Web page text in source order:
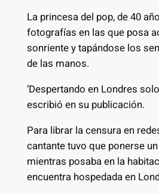
La princesa del pop, de 40
fotografías en las que posa
sonriente y tapándose los
de las manos.
‘Despertando en Londres
escribió en su publicación.
Para librar la censura en
cantante tuvo que ponerse
mientras posaba en la
encuentra hospedada en